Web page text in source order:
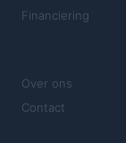
Financiering
Over ons
Contact